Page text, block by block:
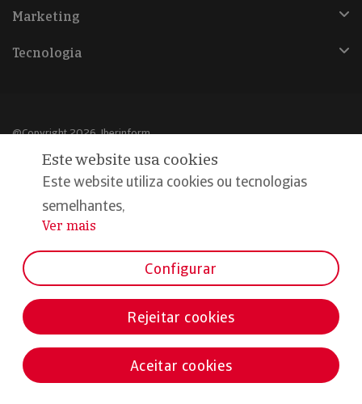
Marketing
Tecnologia
@Copyright 2026, Iberinform
Política de cookies
Declaração de privacidade
Compromisso qualidade e segurança
Este website usa cookies
Este website utiliza cookies ou tecnologias
semelhantes,
...
Ver mais
Configurar
Rejeitar cookies
Aceitar cookies